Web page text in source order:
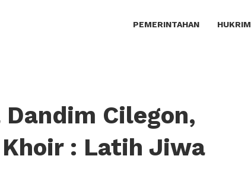
PEMERINTAHAN HUKRIM
Cilegon,
: Latih Jiwa